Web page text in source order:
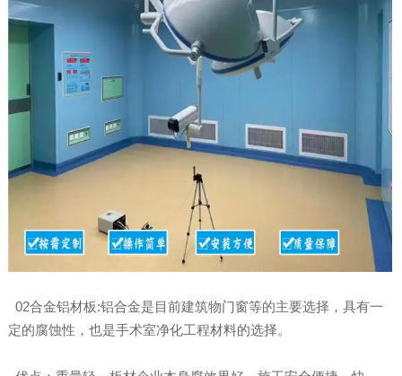
02合金铝材板:铝合金是目前建筑物门窗等的主要选择，具有一
定的腐蚀性，也是手术室净化工程材料的选择。